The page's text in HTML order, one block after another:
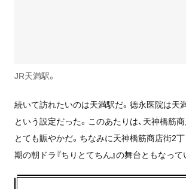
JR天満駅。
続いて訪れたいのは天満駅だ。徳永医院は天
という設定だった。このあたりは、天神橋筋
とても賑やかだ。ちなみに天神橋筋商店街2
期の朝ドラ『ちりとてちん』の舞台ともなって